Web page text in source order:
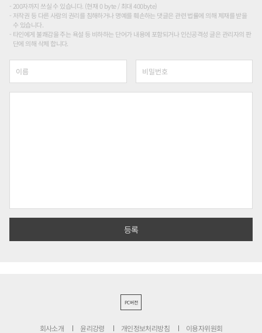
200자까지 쓰실 수 있습니다. (현재 0 byte / 최대 400byte)
저작권 등 다른 사람의 권리를 침해하거나 명예를 훼손하는 댓글은 관련 법률에 의해 제재를 받을
수 있습니다.
타인에게 불쾌감을 주는 욕설 등 비하하는 단어가 내용에 포함되거나 인신공격성 글은 관리자의 판
단에 의해 삭제 합니다.
PC버전
회사소개 윤리강령 개인정보처리방침 이용자위원회